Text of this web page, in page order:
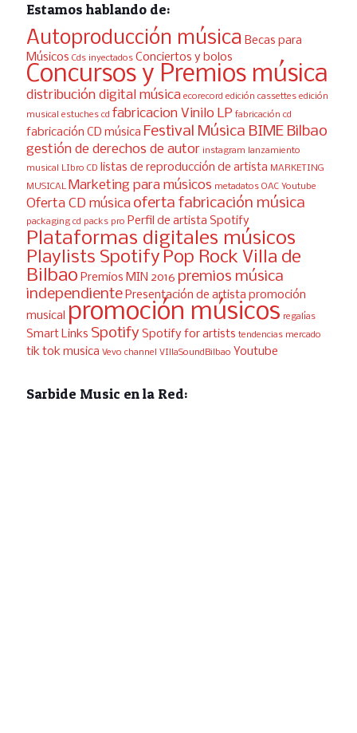
Estamos hablando de:
Autoproducción música Becas para
Músicos Cds inyectados Conciertos y bolos
Concursos y Premios música
distribución digital música ecorecord edición cassettes edición
musical estuches cd fabricacion Vinilo LP fabricación cd
fabricación CD música Festival Música BIME Bilbao
gestión de derechos de autor instagram lanzamiento
musical
LIbro CD listas de reproducción de artista MARKETING
MUSICAL Marketing para músicos metadatos OAC Youtube
Oferta CD música oferta fabricación música
packaging cd packs pro Perfil de artista Spotify
Plataformas digitales músicos
Playlists Spotify Pop Rock Villa de
Bilbao Premios MIN 2016 premios música
independientePresentación de artista promoción
musical promoción músicos regalías
Smart Links SpotifySpotify for artists tendencias mercado
tik tok musica Vevo channel VIllaSoundBilbao Youtube
Sarbide Music en la Red: